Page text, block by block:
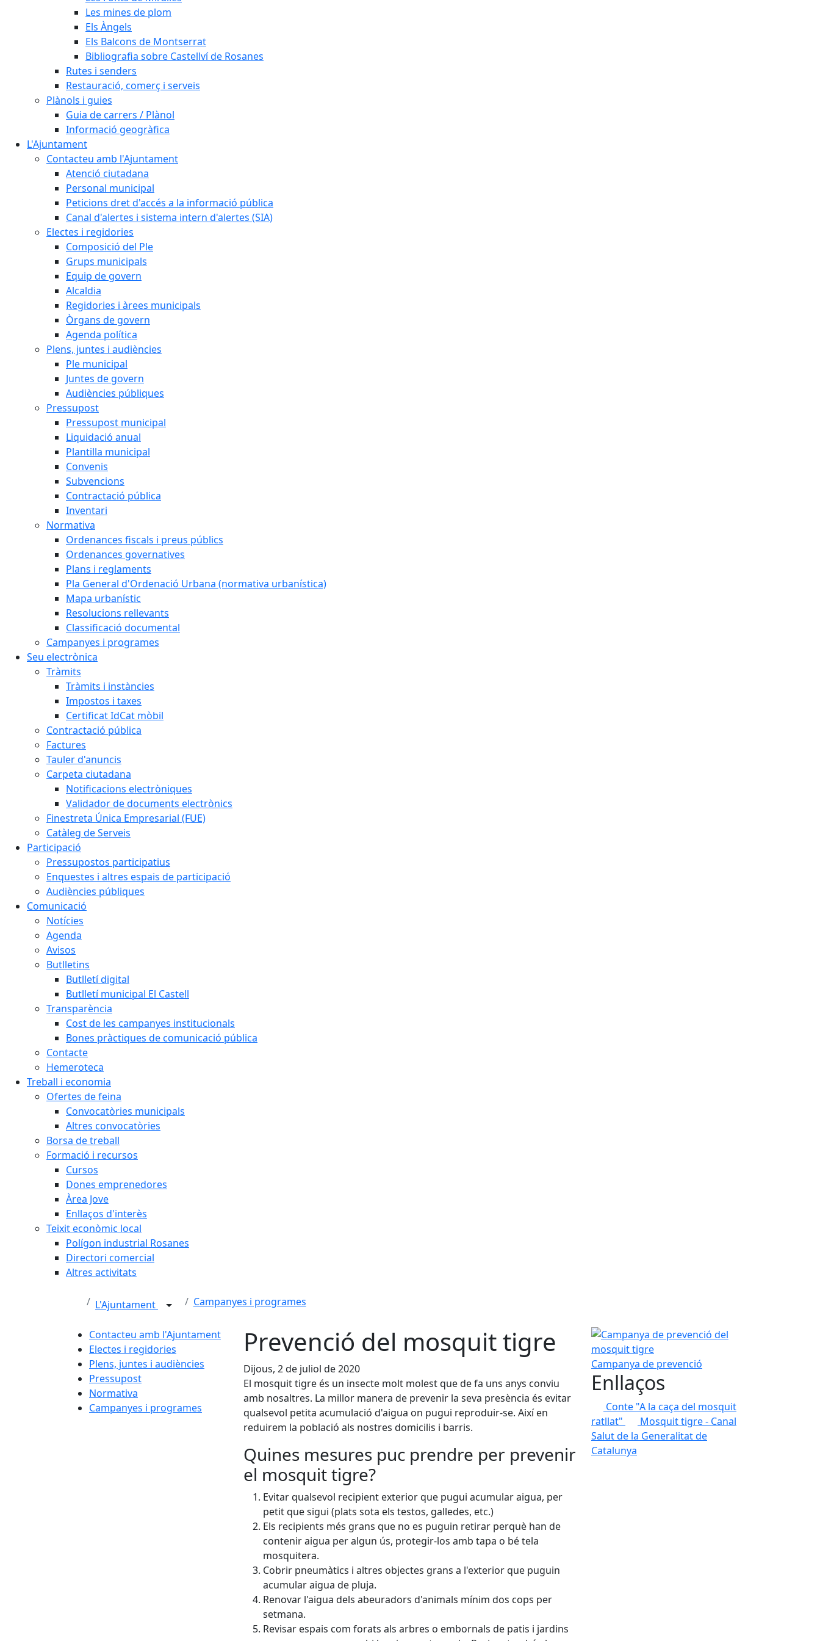
Les mines de plom
Els Àngels
Els Balcons de Montserrat
Bibliografia sobre Castellví de Rosanes
Rutes i senders
Restauració, comerç i serveis
Plànols i guies
Guia de carrers / Plànol
Informació geogràfica
L'Ajuntament
Contacteu amb l'Ajuntament
Atenció ciutadana
Personal municipal
Peticions dret d'accés a la informació pública
Canal d'alertes i sistema intern d'alertes (SIA)
Electes i regidories
Composició del Ple
Grups municipals
Equip de govern
Alcaldia
Regidories i àrees municipals
Òrgans de govern
Agenda política
Plens, juntes i audiències
Ple municipal
Juntes de govern
Audiències públiques
Pressupost
Pressupost municipal
Liquidació anual
Plantilla municipal
Convenis
Subvencions
Contractació pública
Inventari
Normativa
Ordenances fiscals i preus públics
Ordenances governatives
Plans i reglaments
Pla General d'Ordenació Urbana (normativa urbanística)
Mapa urbanístic
Resolucions rellevants
Classificació documental
Campanyes i programes
Seu electrònica
Tràmits
Tràmits i instàncies
Impostos i taxes
Certificat IdCat mòbil
Contractació pública
Factures
Tauler d'anuncis
Carpeta ciutadana
Notificacions electròniques
Validador de documents electrònics
Finestreta Única Empresarial (FUE)
Catàleg de Serveis
Participació
Pressupostos participatius
Enquestes i altres espais de participació
Audiències públiques
Comunicació
Notícies
Agenda
Avisos
Butlletins
Butlletí digital
Butlletí municipal El Castell
Transparència
Cost de les campanyes institucionals
Bones pràctiques de comunicació pública
Contacte
Hemeroteca
Treball i economia
Ofertes de feina
Convocatòries municipals
Altres convocatòries
Borsa de treball
Formació i recursos
Cursos
Dones emprenedores
Àrea Jove
Enllaços d'interès
Teixit econòmic local
Polígon industrial Rosanes
Directori comercial
Altres activitats
L'Ajuntament Campanyes i programes
Contacteu amb l'Ajuntament
Electes i regidories
Plens, juntes i audiències
Pressupost
Normativa
Campanyes i programes
Prevenció del mosquit tigre
Dijous, 2 de juliol de 2020
El mosquit tigre és un insecte molt molest que de fa uns anys conviu
amb nosaltres. La millor manera de prevenir la seva presència és evitar
qualsevol petita acumulació d'aigua on pugui reproduir-se. Així en
reduirem la població als nostres domicilis i barris.
Quines mesures puc prendre per prevenir
el mosquit tigre?
Evitar qualsevol recipient exterior que pugui acumular aigua, per
petit que sigui (plats sota els testos, galledes, etc.)
Els recipients més grans que no es puguin retirar perquè han de
contenir aigua per algun ús, protegir-los amb tapa o bé tela
mosquitera.
Cobrir pneumàtics i altres objectes grans a l'exterior que puguin
acumular aigua de pluja.
Renovar l'aigua dels abeuradors d'animals mínim dos cops per
setmana.
Revisar espais com forats als arbres o embornals de patis i jardins
Campanya de prevenció del mosquit tigre
Campanya de prevenció
Enllaços
Conte "A la caça del mosquit
ratllat"
Mosquit tigre - Canal
Salut de la Generalitat de
Catalunya